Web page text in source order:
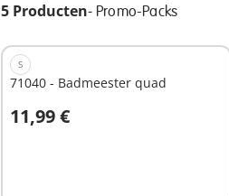
5 Producten- Promo-Packs
S
71040 - Badmeester quad
11,99 €
In winkelwagen